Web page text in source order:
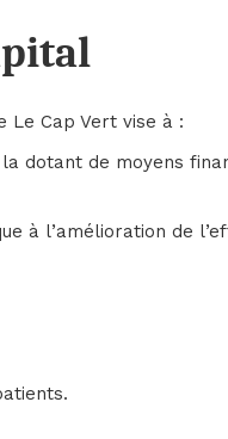
Le Cap Vert vise à :
dotant de moyens
à l’amélioration de